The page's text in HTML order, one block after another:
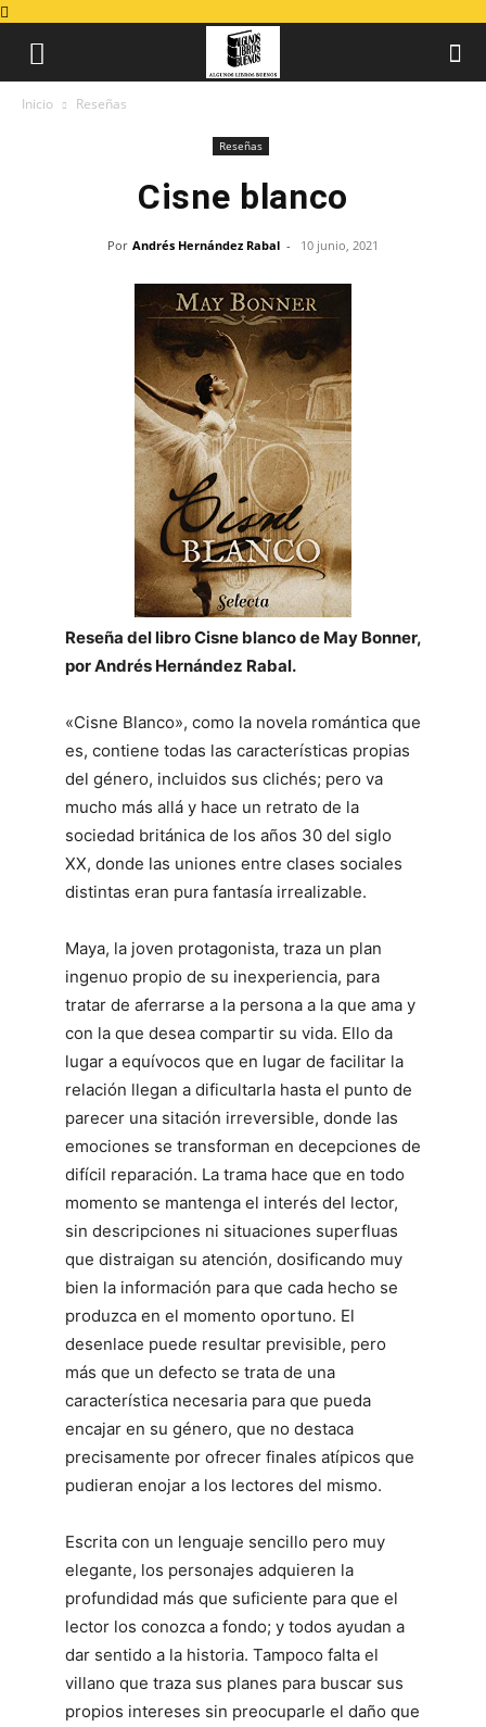
Inicio Reseñas
Reseñas
Cisne blanco
Por Andrés Hernández Rabal - 10 junio, 2021
Reseña del libro Cisne blanco de May Bonner,
por Andrés Hernández Rabal.
«Cisne Blanco», como la novela romántica que
es, contiene todas las características propias
del género, incluidos sus clichés; pero va
mucho más allá y hace un retrato de la
sociedad británica de los años 30 del siglo
XX, donde las uniones entre clases sociales
distintas eran pura fantasía irrealizable.
Maya, la joven protagonista, traza un plan
ingenuo propio de su inexperiencia, para
tratar de aferrarse a la persona a la que ama y
con la que desea compartir su vida. Ello da
lugar a equívocos que en lugar de facilitar la
relación llegan a dificultarla hasta el punto de
parecer una sitación irreversible, donde las
emociones se transforman en decepciones de
difícil reparación. La trama hace que en todo
momento se mantenga el interés del lector,
sin descripciones ni situaciones superfluas
que distraigan su atención, dosificando muy
bien la información para que cada hecho se
produzca en el momento oportuno. El
desenlace puede resultar previsible, pero
más que un defecto se trata de una
característica necesaria para que pueda
encajar en su género, que no destaca
precisamente por ofrecer finales atípicos que
pudieran enojar a los lectores del mismo.
Escrita con un lenguaje sencillo pero muy
elegante, los personajes adquieren la
profundidad más que suficiente para que el
lector los conozca a fondo; y todos ayudan a
dar sentido a la historia. Tampoco falta el
villano que traza sus planes para buscar sus
propios intereses sin preocuparle el daño que